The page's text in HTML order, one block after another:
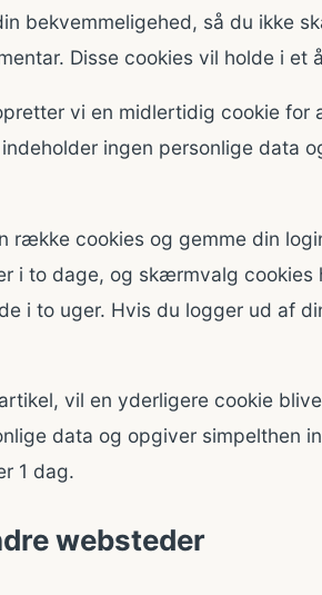
bekvemmeligehed, så du ikke
Disse cookies vil holde i et
vi en midlertidig cookie for
ingen personlige data
række cookies og gemme din
i to dage, og skærmvalg cookies
i to uger. Hvis du logger ud af
vil en yderligere cookie
data og opgiver simpelthen
1 dag.
websteder